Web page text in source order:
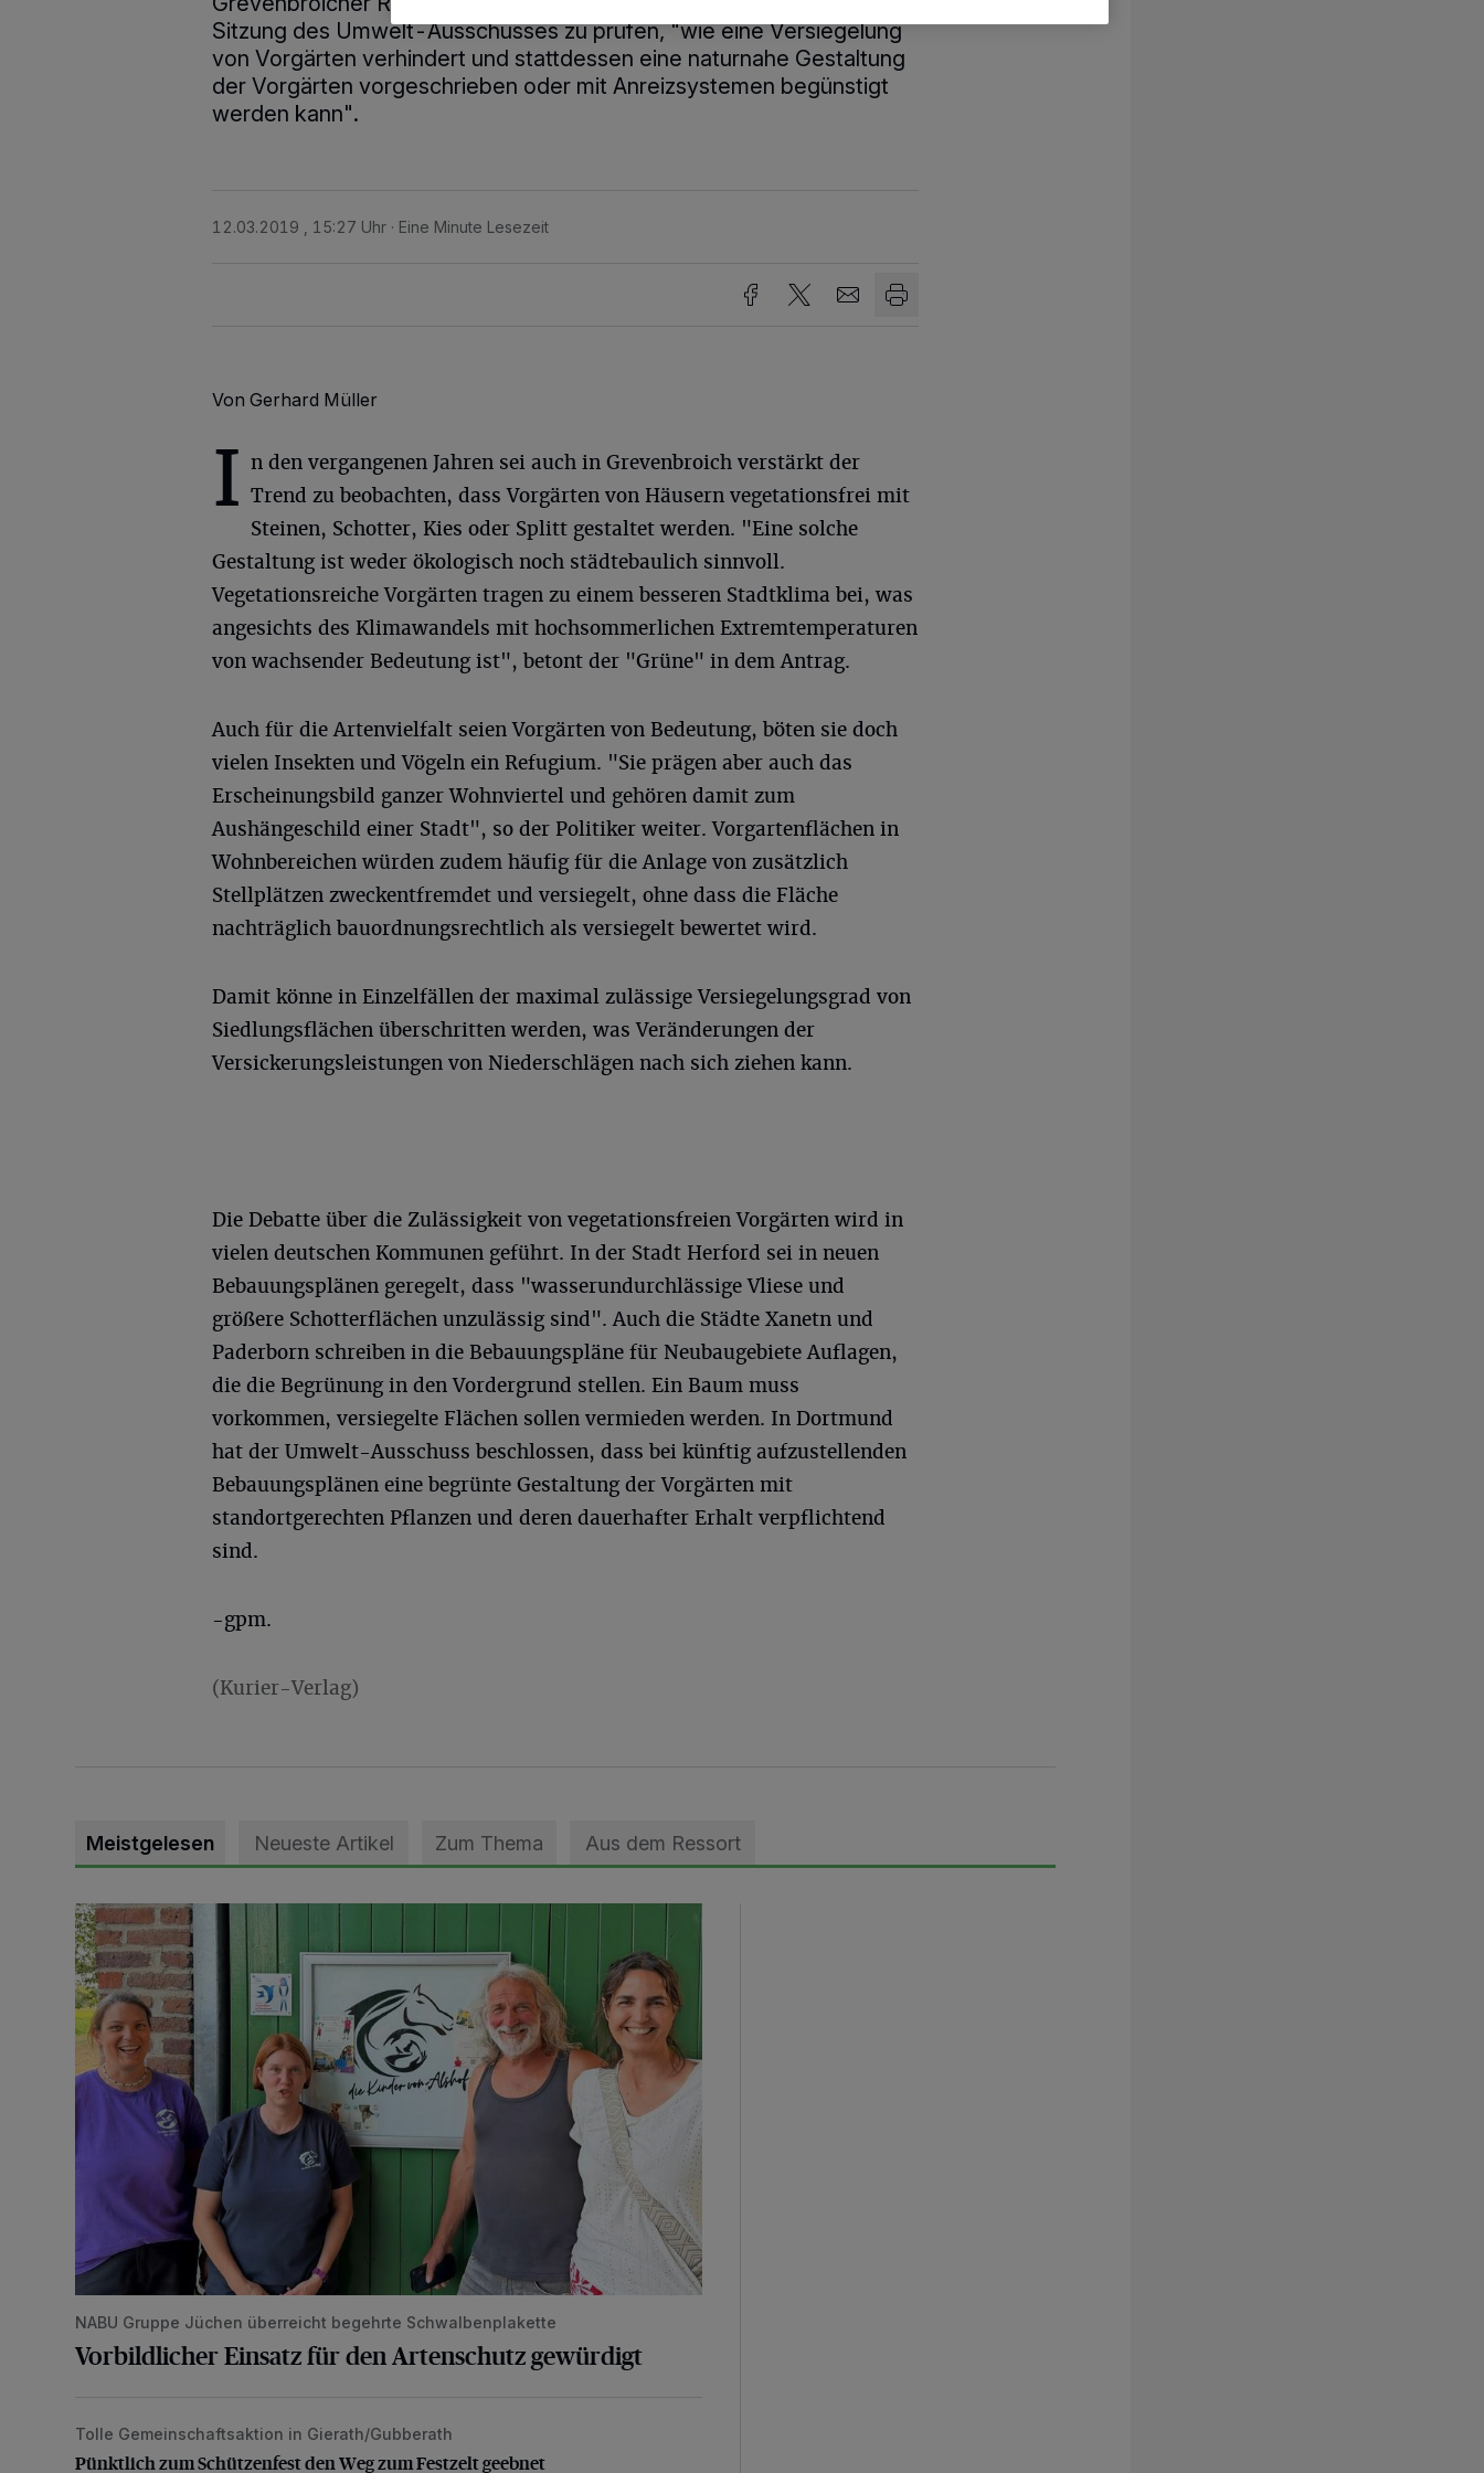
Sitzung des Umwelt-Ausschusses zu prüfen, "wie eine Versiegelung
von Vorgärten verhindert und stattdessen eine naturnahe Gestaltung
der Vorgärten vorgeschrieben oder mit Anreizsystemen begünstigt
werden kann".
12.03.2019 , 15:27 Uhr Eine Minute Lesezeit
Von Gerhard Müller
I n den vergangenen Jahren sei auch in Grevenbroich verstärkt der
Trend zu beobachten, dass Vorgärten von Häusern vegetationsfrei mit
Steinen, Schotter, Kies oder Splitt gestaltet werden. "Eine solche
Gestaltung ist weder ökologisch noch städtebaulich sinnvoll.
Vegetationsreiche Vorgärten tragen zu einem besseren Stadtklima bei, was
angesichts des Klimawandels mit hochsommerlichen Extremtemperaturen
von wachsender Bedeutung ist", betont der "Grüne" in dem Antrag.
Auch für die Artenvielfalt seien Vorgärten von Bedeutung, böten sie doch
vielen Insekten und Vögeln ein Refugium. "Sie prägen aber auch das
Erscheinungsbild ganzer Wohnviertel und gehören damit zum
Aushängeschild einer Stadt", so der Politiker weiter. Vorgartenflächen in
Wohnbereichen würden zudem häufig für die Anlage von zusätzlich
Stellplätzen zweckentfremdet und versiegelt, ohne dass die Fläche
nachträglich bauordnungsrechtlich als versiegelt bewertet wird.
Damit könne in Einzelfällen der maximal zulässige Versiegelungsgrad von
Siedlungsflächen überschritten werden, was Veränderungen der
Versickerungsleistungen von Niederschlägen nach sich ziehen kann.
Die Debatte über die Zulässigkeit von vegetationsfreien Vorgärten wird in
vielen deutschen Kommunen geführt. In der Stadt Herford sei in neuen
Bebauungsplänen geregelt, dass "wasserundurchlässige Vliese und
größere Schotterflächen unzulässig sind". Auch die Städte Xanetn und
Paderborn schreiben in die Bebauungspläne für Neubaugebiete Auflagen,
die die Begrünung in den Vordergrund stellen. Ein Baum muss
vorkommen, versiegelte Flächen sollen vermieden werden. In Dortmund
hat der Umwelt-Ausschuss beschlossen, dass bei künftig aufzustellenden
Bebauungsplänen eine begrünte Gestaltung der Vorgärten mit
standortgerechten Pflanzen und deren dauerhafter Erhalt verpflichtend
sind.
-gpm.
(Kurier-Verlag)
Meistgelesen Neueste Artikel Zum Thema Aus dem Ressort
Vorbildlicher Einsatz für den Artenschutz gewürdigt
NABU Gruppe Jüchen überreicht begehrte Schwalbenplakette
Vorbildlicher Einsatz für den Artenschutz gewürdigt
Pünktlich zum Schützenfest den Weg zum Festzelt geebnet
Tolle Gemeinschaftsaktion in Gierath/Gubberath
Pünktlich zum Schützenfest den Weg zum Festzelt geebnet